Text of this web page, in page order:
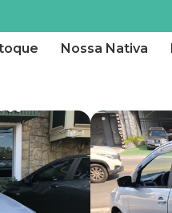
Nossa Nativa